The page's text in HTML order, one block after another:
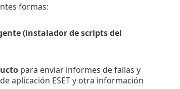
formas:
(instalador de scripts del
para enviar informes de fallas y
aplicación ESET y otra información